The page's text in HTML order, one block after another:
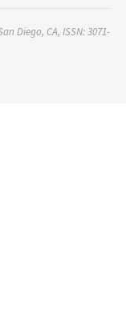
Diego, CA, ISSN: 3071-